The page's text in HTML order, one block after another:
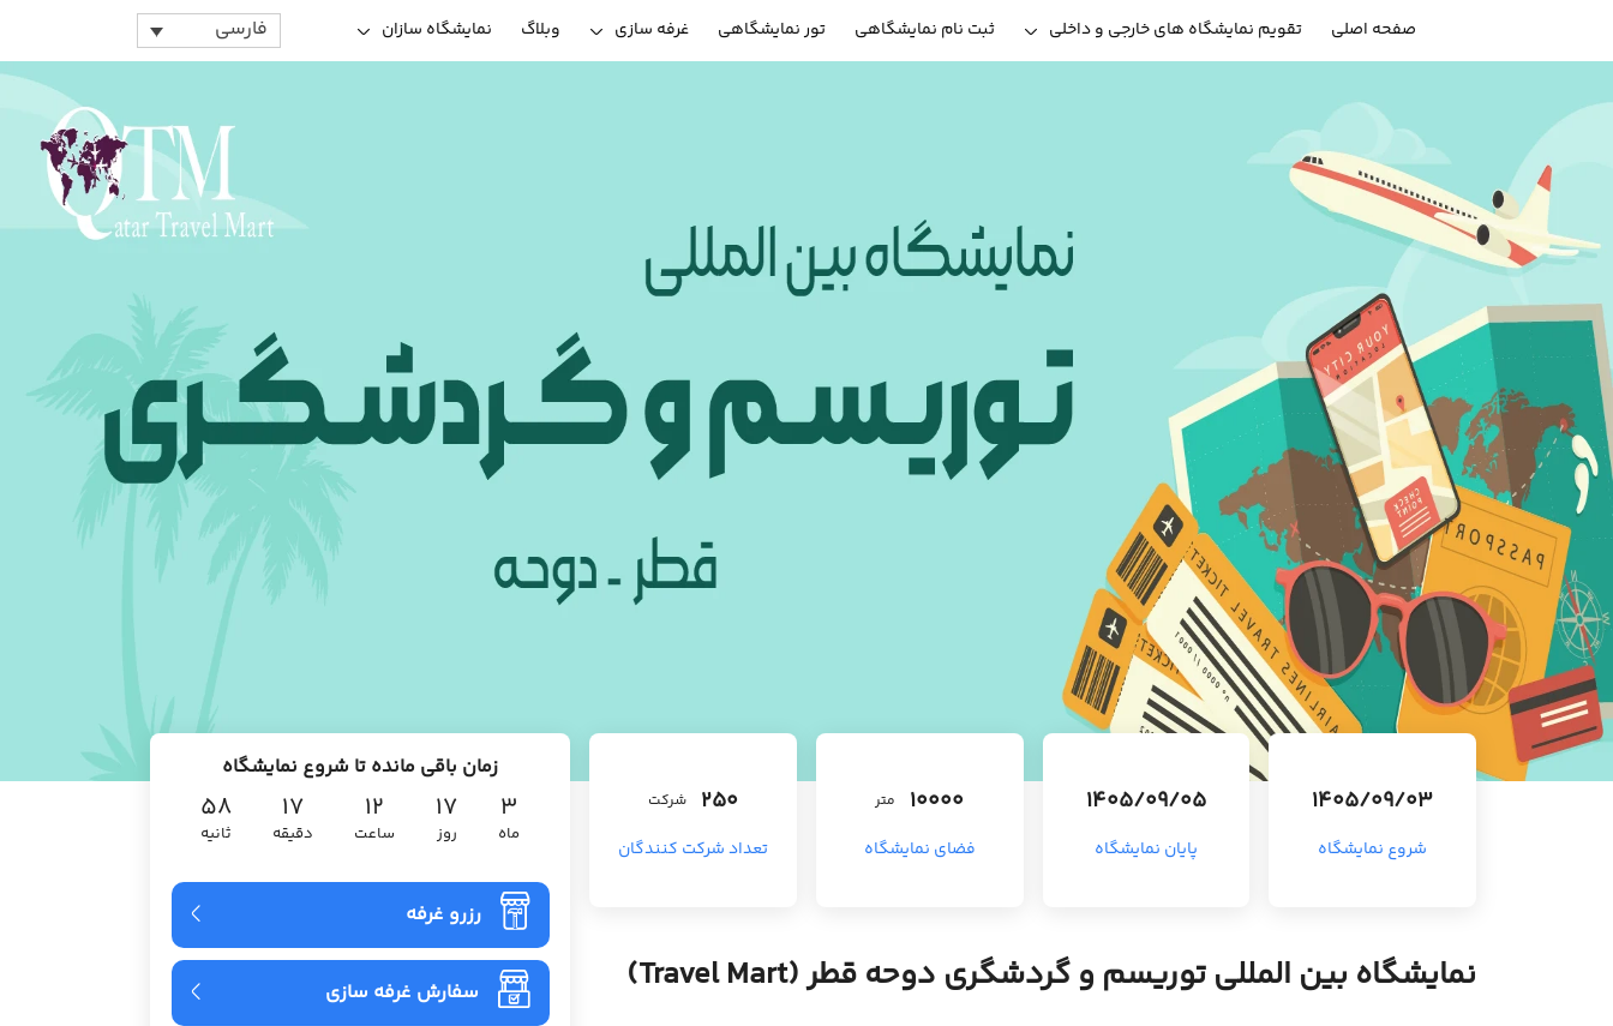
صفحه اصلی تقویم نمایشگاه های خارجی و داخلی ثبت نام نمایشگاهی تور نمایشگاهی غرفه سازی وبلاگ نمایشگاه سازان فارسی
1405/09/03
شروع نمایشگاه
1405/09/05
پایان نمایشگاه
10000 متر
فضای نمایشگاه
250 شرکت
تعداد شرکت کنندگان
نمایشگاه بین المللی توریسم و گردشگری دوحه قطر (Travel Mart)
زمان باقی مانده تا شروع نمایشگاه
۳
ماه
۱۷
روز
۱۲
ساعت
۱۷
دقیقه
۵۶
ثانیه
رزرو غرفه
سفارش غرفه سازی